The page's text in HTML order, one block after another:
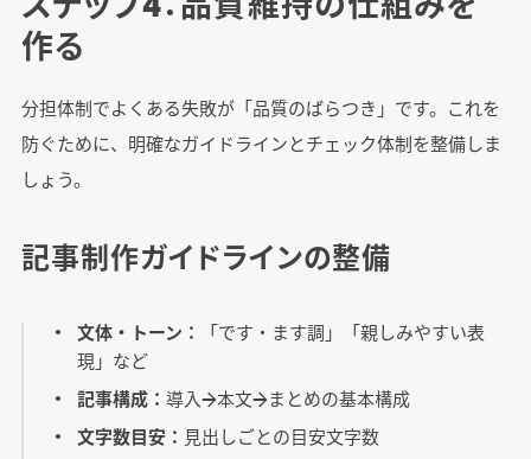
作る
分担体制でよくある失敗が「品質のばらつき」です。これを
防ぐために、明確なガイドラインとチェック体制を整備しま
しょう。
記事制作ガイドラインの整備
文体・トーン：
「です・ます調」「親しみやすい表
現」など
記事構成：導入→本文→まとめの基本構成
文字数目安： 見出しごとの目安文字数